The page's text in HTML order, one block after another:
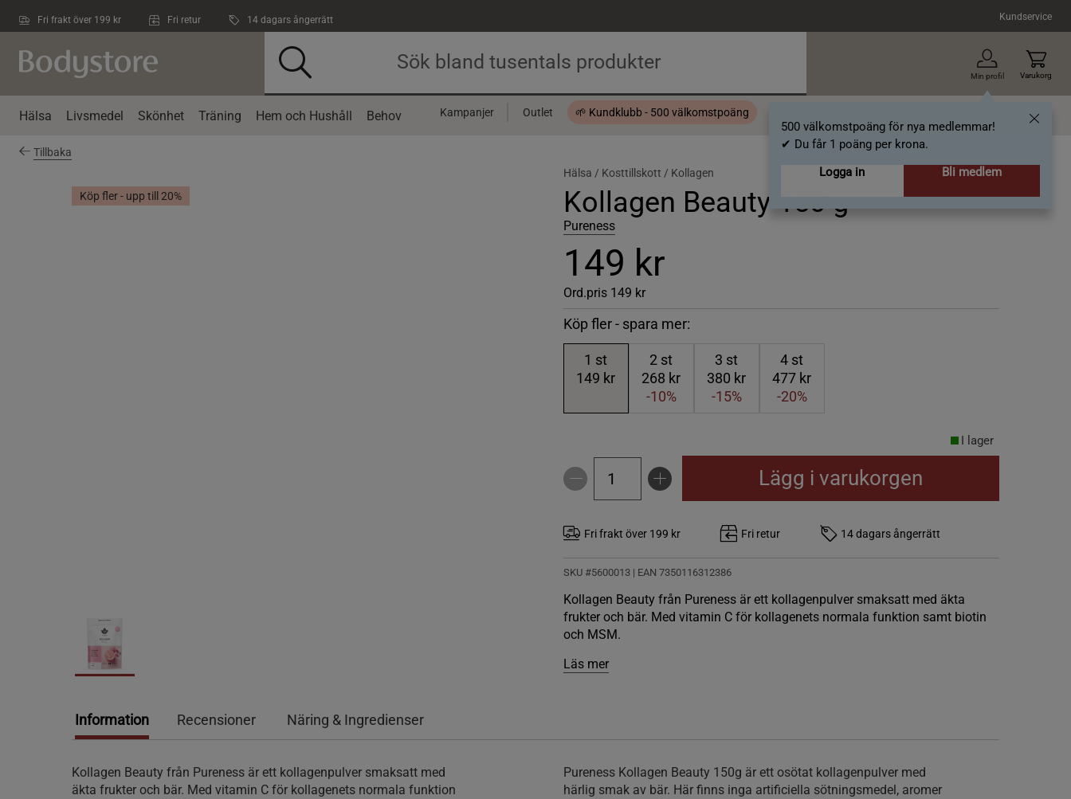
Fri frakt över 199 kr Fri retur 14 dagars ångerrätt Kundservice
Min profil
500 välkomstpoäng för nya medlemmar!
✔ Du får 1 poäng per krona.
Logga in
Bli medlem
Varukorg
Hälsa Livsmedel Skönhet Träning Hem och Hushåll Behov Kampanjer Outlet 🌱 Kundklubb - 500 välkomstpoäng
Tillbaka
Köp fler - upp till 20%
Hälsa / Kosttillskott / Kollagen
Kollagen Beauty 150 g
Pureness
149 kr
Ord.pris 149 kr
Köp fler - spara mer:
1 st
149 kr
2 st
268 kr
-10%
3 st
380 kr
-15%
4 st
477 kr
-20%
I lager
Lägg i varukorgen
Fri frakt över 199 kr Fri retur 14 dagars ångerrätt
SKU #5600013 | EAN 7350116312386
Kollagen Beauty från Pureness är ett kollagenpulver smaksatt med äkta
frukter och bär. Med vitamin C för kollagenets normala funktion samt biotin
och MSM.
Läs mer
Information Recensioner Näring & Ingredienser
Kollagen Beauty från Pureness är ett kollagenpulver smaksatt med
äkta frukter och bär. Med vitamin C för kollagenets normala funktion
Pureness Kollagen Beauty 150g är ett osötat kollagenpulver med
härlig smak av bär. Här finns inga artificiella sötningsmedel, aromer